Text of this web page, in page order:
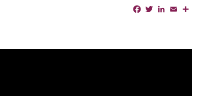
Facebook
TwitterLinkedIn
Email